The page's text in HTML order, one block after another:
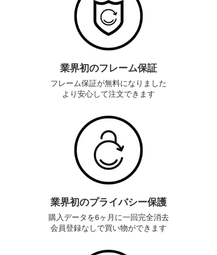
業界初のフレーム保証
フレーム保証が無料になりました
より安心して注文できます
業界初のプライバシー保護
購入データを6ヶ月に一回完全消去
会員登録なしで買い物ができます